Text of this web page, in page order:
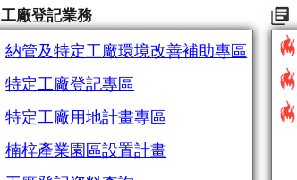
工廠登記業務
納管及特定工廠環境改善補助專區
特定工廠登記專區
特定工廠用地計畫專區
楠梓產業園區設置計畫